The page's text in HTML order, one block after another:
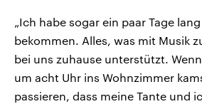
„Ich habe sogar ein paar Tage
bekommen. Alles, was mit Musik
bei uns zuhause unterstützt.
um acht Uhr ins Wohnzimmer
passieren, dass meine Tante und